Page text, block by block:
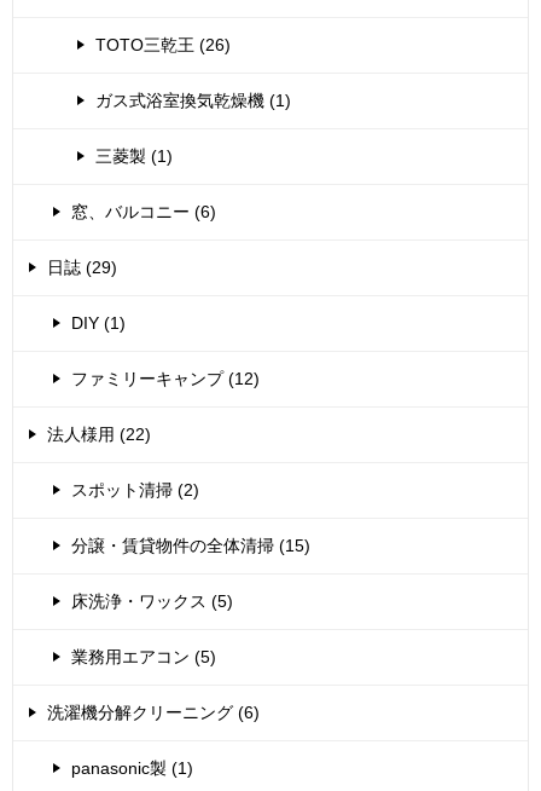
TOTO三乾王 (26)
ガス式浴室換気乾燥機 (1)
三菱製 (1)
窓、バルコニー (6)
日誌 (29)
DIY (1)
ファミリーキャンプ (12)
法人様用 (22)
スポット清掃 (2)
分譲・賃貸物件の全体清掃 (15)
床洗浄・ワックス (5)
業務用エアコン (5)
洗濯機分解クリーニング (6)
panasonic製 (1)